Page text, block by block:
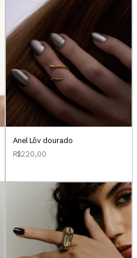
Anel Lôv dourado
R$220,00